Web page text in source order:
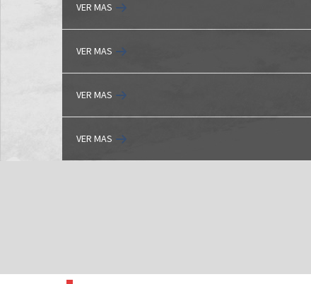
VER MAS
VER MAS
VER MAS
VER MAS